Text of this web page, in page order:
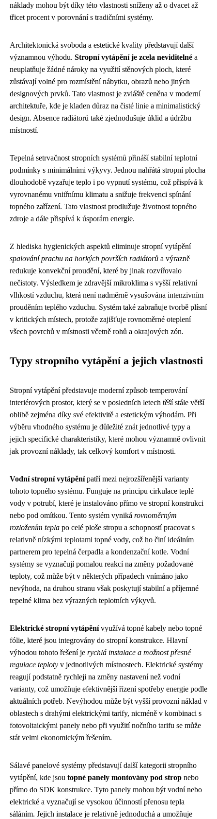
náklady mohou být díky této vlastnosti sníženy až o dvacet až
třicet procent v porovnání s tradičními systémy.
Architektonická svoboda a estetické kvality představují další
významnou výhodu. Stropní vytápění je zcela neviditelné a
neuplatňuje žádné nároky na využití stěnových ploch, které
zůstávají volné pro rozmístění nábytku, obrazů nebo jiných
designových prvků. Tato vlastnost je zvláště ceněna v moderní
architektuře, kde je kladen důraz na čisté linie a minimalistický
design. Absence radiátorů také zjednodušuje úklid a údržbu
místností.
Tepelná setrvačnost stropních systémů přináší stabilní teplotní
podmínky s minimálními výkyvy. Jednou nahřátá stropní plocha
dlouhodobě vyzařuje teplo i po vypnutí systému, což přispívá k
vyrovnanému vnitřnímu klimatu a snižuje frekvenci spínání
topného zařízení. Tato vlastnost prodlužuje životnost topného
zdroje a dále přispívá k úsporám energie.
Z hlediska hygienických aspektů eliminuje stropní vytápění
spalování prachu na horkých površích radiátorů a výrazně
redukuje konvekční proudění, které by jinak rozviřovalo
nečistoty. Výsledkem je zdravější mikroklima s vyšší relativní
vlhkostí vzduchu, která není nadměrně vysušována intenzivním
prouděním teplého vzduchu. Systém také zabraňuje tvorbě plísní
v kritických místech, protože zajišťuje rovnoměrné oteplení
všech povrchů v místnosti včetně rohů a okrajových zón.
Typy stropního vytápění a jejich vlastnosti
Stropní vytápění představuje moderní způsob temperování
interiérových prostor, který se v posledních letech těší stále větší
oblibě zejména díky své efektivitě a estetickým výhodám. Při
výběru vhodného systému je důležité znát jednotlivé typy a
jejich specifické charakteristiky, které mohou významně ovlivnit
jak provozní náklady, tak celkový komfort v místnosti.
Vodní stropní vytápěnípatří mezi nejrozšířenější varianty
tohoto topného systému. Funguje na principu cirkulace teplé
vody v potrubí, které je instalováno přímo ve stropní konstrukci
nebo pod omítkou. Tento systém vyniká rovnoměrným
rozložením tepla po celé ploše stropu a schopností pracovat s
relativně nízkými teplotami topné vody, což ho činí ideálním
partnerem pro tepelná čerpadla a kondenzační kotle. Vodní
systémy se vyznačují pomalou reakcí na změny požadované
teploty, což může být v některých případech vnímáno jako
nevýhoda, na druhou stranu však poskytují stabilní a příjemné
tepelné klima bez výrazných teplotních výkyvů.
Elektrické stropní vytápěnívyužívá topné kabely nebo topné
fólie, které jsou integrovány do stropní konstrukce. Hlavní
výhodou tohoto řešení je rychlá instalace a možnost přesné
regulace teploty v jednotlivých místnostech. Elektrické systémy
reagují podstatně rychleji na změny nastavení než vodní
varianty, což umožňuje efektivnější řízení spotřeby energie podle
aktuálních potřeb. Nevýhodou může být vyšší provozní náklad v
oblastech s drahými elektrickými tarify, nicméně v kombinaci s
fotovoltaickými panely nebo při využití nočního tarifu se může
stát velmi ekonomickým řešením.
Sálavé panelové systémy představují další kategorii stropního
vytápění, kde jsou topné panely montovány pod strop nebo
přímo do SDK konstrukce. Tyto panely mohou být vodní nebo
elektrické a vyznačují se vysokou účinností přenosu tepla
sáláním. Jejich instalace je relativně jednoduchá a umožňuje